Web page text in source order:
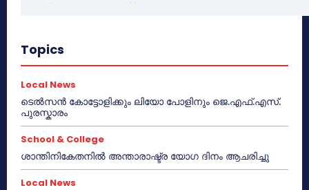
Topics
Local News
ടെൽസൻ കോട്ടോളിക്കും ലിയോ പോളിനും ജെ.എഫ്.എസ്.
പുരസ്കാരം
School & College
ശാന്തിനികേതനിൽ അന്താരാഷ്ട്ര യോഗ ദിനം ആചരിച്ചു
Local News